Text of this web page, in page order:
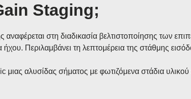
Staging;
στη διαδικασία βελτιστοποίησης των
ήχου. Περιλαμβάνει τη λεπτομέρεια της στάθμης